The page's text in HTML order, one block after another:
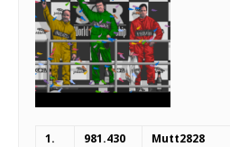
1. 981.430 Mutt2828